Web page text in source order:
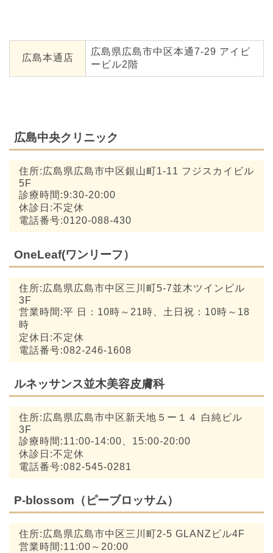
広島本通店
広島県広島市中区本通7-29 アイビ
ービル2階
広島中央クリニック
住所:広島県広島市中区銀山町1-11 フジスカイビル
5F
診療時間:9:30-20:00
休診日:不定休
電話番号:0120-088-430
OneLeaf(ワンリーフ）
住所:広島県広島市中区三川町5-7並木ツインビル
3F
営業時間:平 日：10時～21時、土日祝：10時～18
時
定休日:不定休
電話番号:082-246-1608
ルネッサンス並木美容皮膚科
住所:広島県広島市中区新天地５ー１４ 白純ビル
3F
診療時間:11:00-14:00、15:00-20:00
休診日:不定休
電話番号:082-545-0281
P-blossom（ピーブロッサム）
住所:広島県広島市中区三川町2-5 GLANZビル4F
営業時間:11:00～20:00